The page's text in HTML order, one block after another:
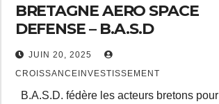
BRETAGNE AERO SPACE
DEFENSE – B.A.S.D
JUIN 20, 2025
CROISSANCEINVESTISSEMENT
B.A.S.D. fédère les acteurs bretons pour